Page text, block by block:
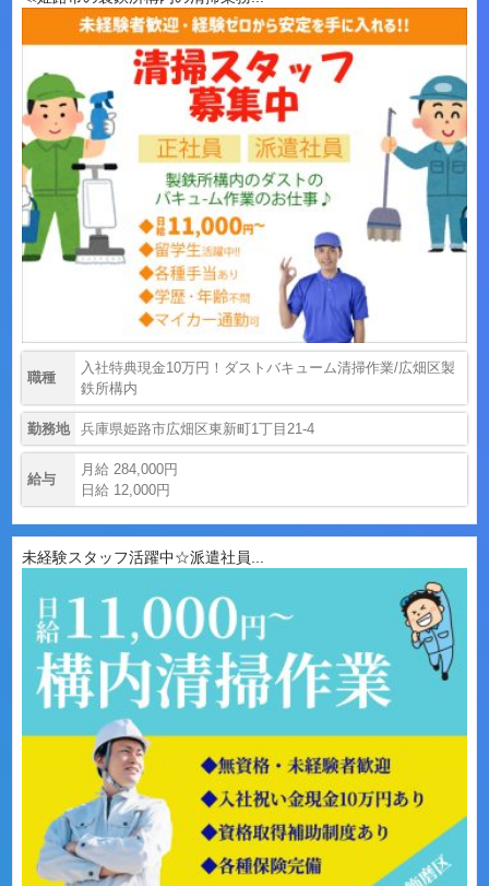
職種
入社特典現金10万円！ダストバキューム清掃作業/広畑区製
鉄所構内
勤務地 兵庫県姫路市広畑区東新町1丁目21-4
給与
月給 284,000円
日給 12,000円
未経験スタッフ活躍中☆派遣社員...